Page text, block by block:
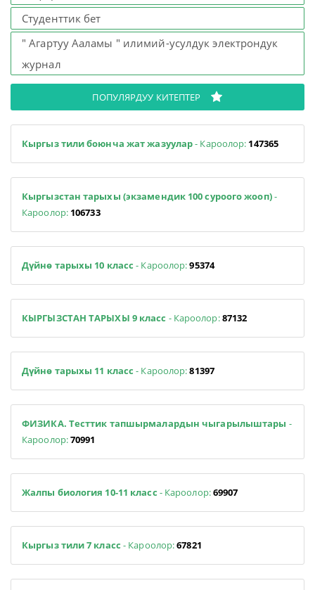
Студенттик бет
" Агартуу Ааламы " илимий-усулдук электрондук
журнал
ПОПУЛЯРДУУ КИТЕПТЕР
Кыргыз тили боюнча жат жазуулар- Кароолор: 147365
Кыргызстан тарыхы (экзамендик 100 суроого жооп)-
Кароолор: 106733
Дүйнө тарыхы 10 класс- Кароолор:95374
КЫРГЫЗСТАН ТАРЫХЫ 9 класс - Кароолор:87132
Дүйнө тарыхы 11 класс - Кароолор:81397
ФИЗИКА. Тесттик тапшырмалардын чыгарылыштары -
Кароолор:70991
Жалпы биология 10-11 класс - Кароолор:69907
Кыргыз тили 7 класс - Кароолор:67821